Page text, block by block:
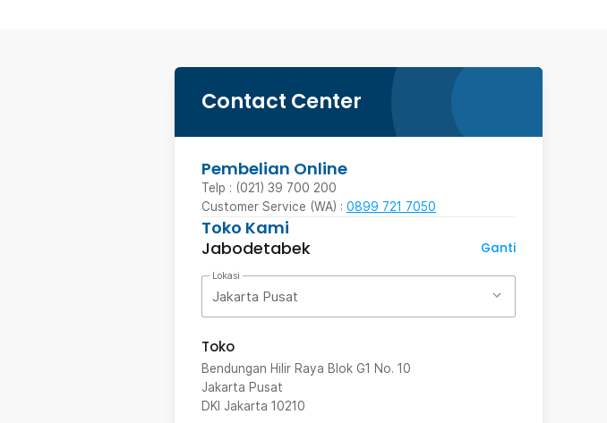
Contact Center
Pembelian Online
Telp : (021) 39 700 200
Customer Service (WA) : 0899 721 7050
Toko Kami
Jabodetabek
Ganti
Lokasi
Jakarta Pusat
Toko
Bendungan Hilir Raya Blok G1 No. 10
Jakarta Pusat
DKI Jakarta 10210